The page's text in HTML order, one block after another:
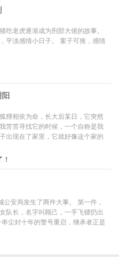
吃老虎逐渐成为刑部大佬的故事。
平淡感情小日子。 案子可推，感情
狸相依为命，长大后某日，它突然
苦苦寻找它的时候，一个自称是我
出现在了家里，它就好像这个家的
公安局发生了两件大事。 第一件，
队长，名字叫顾己，一手飞镖扔出
尘封十年的警号重启，继承者正是
件，他找到了他的偶像。 第二件，
娘。 ——————————————